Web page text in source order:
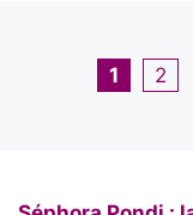
Page
1 Page
2